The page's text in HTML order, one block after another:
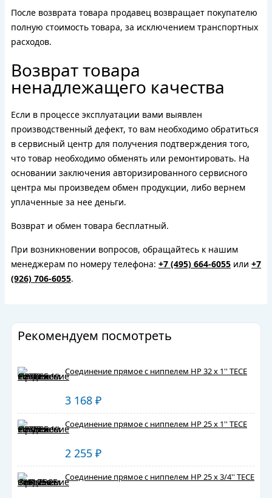
После возврата товара продавец возвращает покупателю
полную стоимость товара, за исключением транспортных
расходов.
Возврат товара
ненадлежащего качества
Если в процессе эксплуатации вами выявлен
производственный дефект, то вам необходимо обратиться
в сервисный центр для получения подтверждения того,
что товар необходимо обменять или ремонтировать. На
основании заключения авторизированного сервисного
центра мы произведем обмен продукции, либо вернем
уплаченные за нее деньги.
Возврат и обмен товара бесплатный.
При возникновении вопросов, обращайтесь к нашим
менеджерам по номеру телефона: +7 (495) 664-6055 или +7
(926) 706-6055.
Рекомендуем посмотреть
Соединение прямое с ниппелем НР 32 х 1'' TECE
3 168 ₽
Соединение прямое с ниппелем НР 25 х 1'' TECE
2 255 ₽
Соединение прямое с ниппелем НР 25 х 3/4'' TECE